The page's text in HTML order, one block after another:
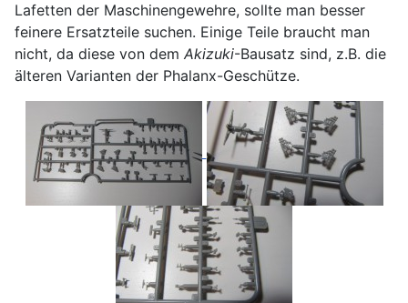
Lafetten der Maschinengewehre, sollte man besser
feinere Ersatzteile suchen. Einige Teile braucht man
nicht, da diese von dem Akizuki-Bausatz sind, z.B. die
älteren Varianten der Phalanx-Geschütze.